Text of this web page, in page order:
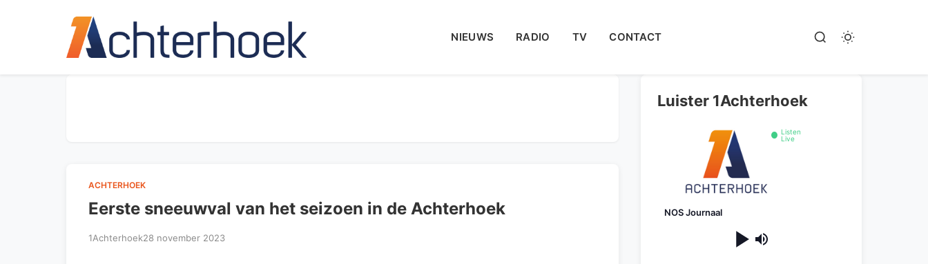
NIEUWS RADIO TV CONTACT
ACHTERHOEK
Eerste sneeuwval van het seizoen in de Achterhoek
1Achterhoek28 november 2023
Luister 1Achterhoek
Listen
Live
NOS Journaal